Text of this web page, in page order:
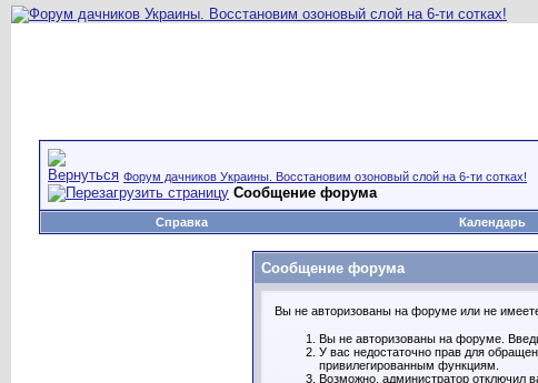
Форум дачников Украины. Восстановим озоновый слой на 6-ти сотках!
Сообщение форума
Справка Календарь
Сообщение форума
Вы не авторизованы на форуме или не
Вы не авторизованы на форуме.
У вас недостаточно прав для
привилегированным функциям.
Возможно, администратор отключил